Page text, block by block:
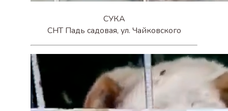
СУКА
СНТ Падь садовая, ул. Чайковского